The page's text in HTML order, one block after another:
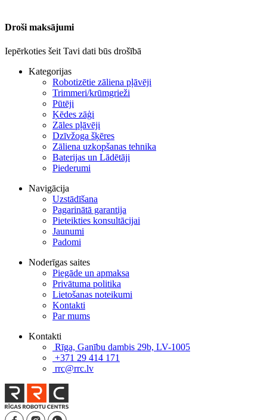
Droši maksājumi
Iepērkoties šeit Tavi dati būs drošībā
Kategorijas
Robotizētie zāliena pļāvēji
Trimmeri/krūmgrieži
Pūtēji
Ķēdes zāģi
Zāles pļāvēji
Dzīvžoga šķēres
Zāliena uzkopšanas tehnika
Baterijas un Lādētāji
Piederumi
Navigācija
Uzstādīšana
Pagarinātā garantija
Pieteikties konsultācijai
Jaunumi
Padomi
Noderīgas saites
Piegāde un apmaksa
Privātuma politika
Lietošanas noteikumi
Kontakti
Par mums
Kontakti
Rīga, Ganību dambis 29b, LV-1005
+371 29 414 171
rrc@rrc.lv